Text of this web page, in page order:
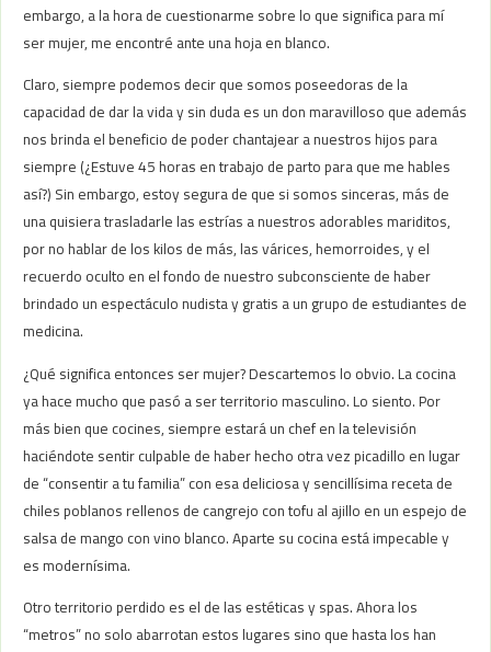
embargo, a la hora de cuestionarme sobre lo que significa para mí
ser mujer, me encontré ante una hoja en blanco.
Claro, siempre podemos decir que somos poseedoras de la
capacidad de dar la vida y sin duda es un don maravilloso que además
nos brinda el beneficio de poder chantajear a nuestros hijos para
siempre (¿Estuve 45 horas en trabajo de parto para que me hables
así?) Sin embargo, estoy segura de que si somos sinceras, más de
una quisiera trasladarle las estrías a nuestros adorables mariditos,
por no hablar de los kilos de más, las várices, hemorroides, y el
recuerdo oculto en el fondo de nuestro subconsciente de haber
brindado un espectáculo nudista y gratis a un grupo de estudiantes de
medicina.
¿Qué significa entonces ser mujer? Descartemos lo obvio. La cocina
ya hace mucho que pasó a ser territorio masculino. Lo siento. Por
más bien que cocines, siempre estará un chef en la televisión
haciéndote sentir culpable de haber hecho otra vez picadillo en lugar
de “consentir a tu familia” con esa deliciosa y sencillísima receta de
chiles poblanos rellenos de cangrejo con tofu al ajillo en un espejo de
salsa de mango con vino blanco. Aparte su cocina está impecable y
es modernísima.
Otro territorio perdido es el de las estéticas y spas. Ahora los
“metros” no solo abarrotan estos lugares sino que hasta los han